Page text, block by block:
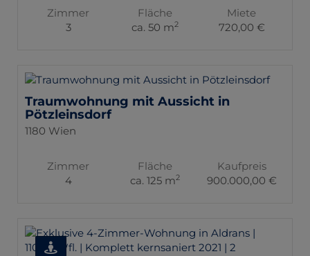
Zimmer
3
Fläche
ca. 50 m2
Miete
720,00 €
Traumwohnung mit Aussicht in
Pötzleinsdorf
1180 Wien
Zimmer
4
Fläche
ca. 125 m2
Kaufpreis
900.000,00 €